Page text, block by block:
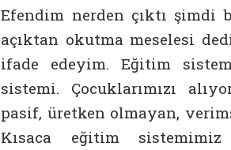
Efendim nerden çıktı şimdi
açıktan okutma meselesi
ifade edeyim. Eğitim
sistemi. Çocuklarımızı
pasif, üretken olmayan,
Kısaca eğitim